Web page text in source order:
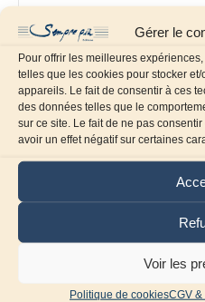
Gérer le
Pour offrir les meilleures
telles que les cookies pour stocker
appareils. Le fait de consentir à ces
des données telles que le
sur ce site. Le fait de ne pas
avoir un effet négatif sur certaines
Voir les
Politique de cookiesCGV
Enregistrer mon nom,
le navigateur pour mon
Produits